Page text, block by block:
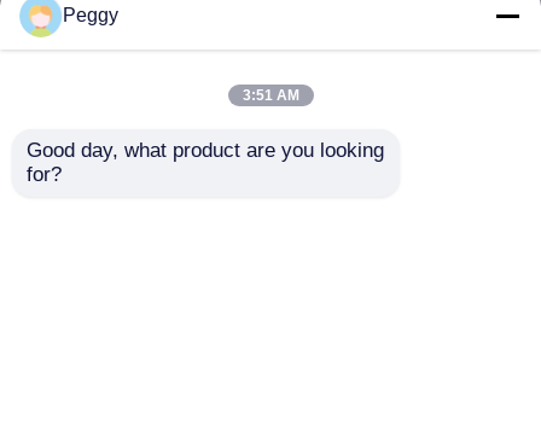
Volle automatische
PVDF-Linie vertikales
Malerei-System 1000-
Peggy
3:51 AM
Good day, what product are you looking
for?